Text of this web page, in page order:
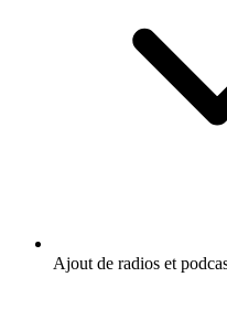
Ajout de radios et